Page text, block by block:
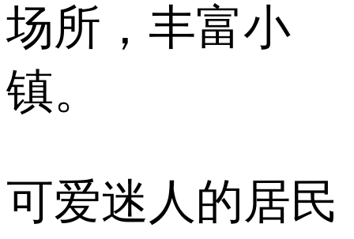
场所，丰富小
镇。
可爱迷人的居民